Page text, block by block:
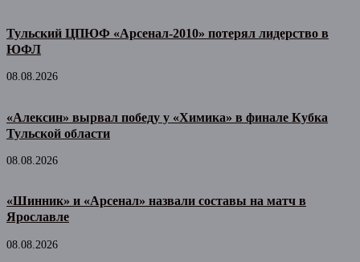
Тульский ЦПЮФ «Арсенал-2010» потерял лидерство в
ЮФЛ
08.08.2026
«Алексин» вырвал победу у «Химика» в финале Кубка
Тульской области
08.08.2026
«Шинник» и «Арсенал» назвали составы на матч в
Ярославле
08.08.2026